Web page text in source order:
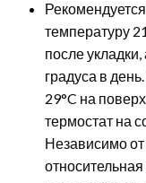
температуру
после
градуса в
29°C на
термостат на
Независимо